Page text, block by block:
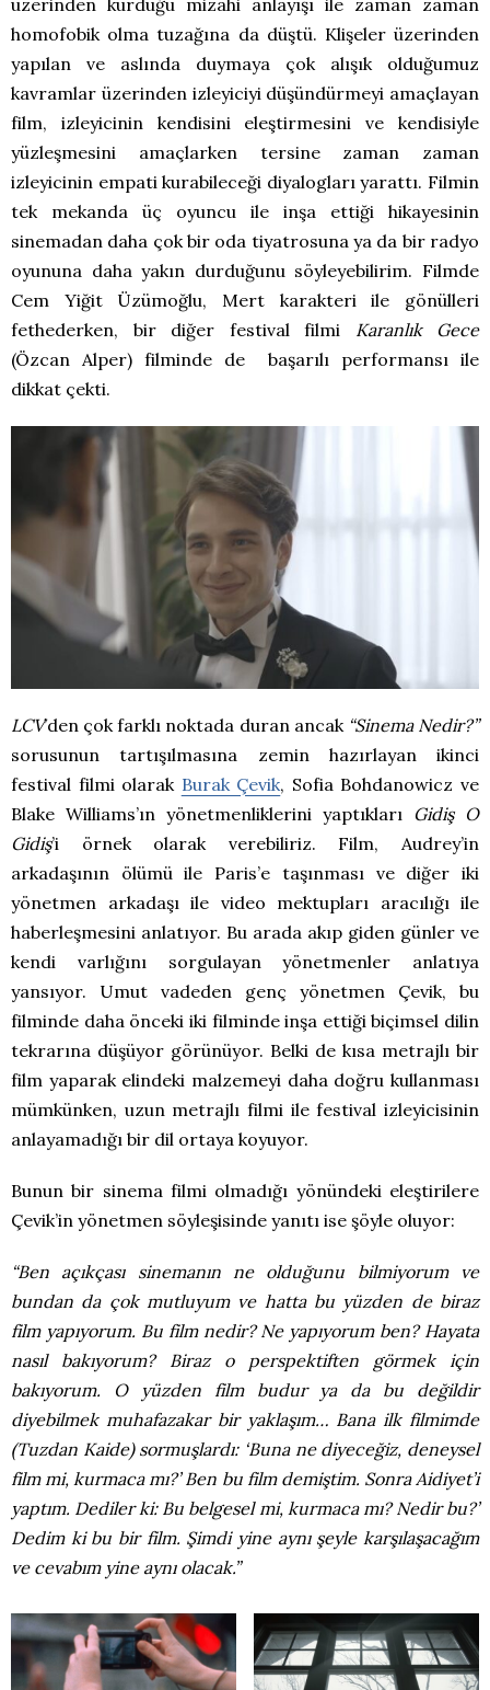
homofobik olma tuzağına da düştü. Klişeler üzerinden
yapılan ve aslında duymaya çok alışık olduğumuz
kavramlar üzerinden izleyiciyi düşündürmeyi amaçlayan
film, izleyicinin kendisini eleştirmesini ve kendisiyle
yüzleşmesini amaçlarken tersine zaman zaman
izleyicinin empati kurabileceği diyalogları yarattı. Filmin
tek mekanda üç oyuncu ile inşa ettiği hikayesinin
sinemadan daha çok bir oda tiyatrosuna ya da bir radyo
oyununa daha yakın durduğunu söyleyebilirim. Filmde
Cem Yiğit Üzümoğlu, Mert karakteri ile gönülleri
fethederken, bir diğer festival filmi
Karanlık Gece
(Özcan Alper) filminde de başarılı performansı ile
dikkat çekti.
LCV’den çok farklı noktada duran ancak “Sinema Nedir?”
sorusunun tartışılmasına zemin hazırlayan ikinci
festival filmi olarak Burak Çevik, Sofia Bohdanowicz ve
Blake Williams’ın yönetmenliklerini yaptıkları Gidiş O
Gidiş’i örnek olarak verebiliriz. Film, Audrey’in
arkadaşının ölümü ile Paris’e taşınması ve diğer iki
yönetmen arkadaşı ile video mektupları aracılığı ile
haberleşmesini anlatıyor. Bu arada akıp giden günler ve
kendi varlığını sorgulayan yönetmenler anlatıya
yansıyor. Umut vadeden genç yönetmen Çevik, bu
filminde daha önceki iki filminde inşa ettiği biçimsel dilin
tekrarına düşüyor görünüyor. Belki de kısa metrajlı bir
film yaparak elindeki malzemeyi daha doğru kullanması
mümkünken, uzun metrajlı filmi ile festival izleyicisinin
anlayamadığı bir dil ortaya koyuyor.
Bunun bir sinema filmi olmadığı yönündeki eleştirilere
Çevik’in yönetmen söyleşisinde yanıtı ise şöyle oluyor:
“Ben açıkçası sinemanın ne olduğunu bilmiyorum ve
bundan da çok mutluyum ve hatta bu yüzden de biraz
film yapıyorum. Bu film nedir? Ne yapıyorum ben? Hayata
nasıl bakıyorum? Biraz o perspektiften görmek için
bakıyorum. O yüzden film budur ya da bu değildir
diyebilmek muhafazakar bir yaklaşım… Bana ilk filmimde
(Tuzdan Kaide) sormuşlardı: ‘Buna ne diyeceğiz, deneysel
film mi, kurmaca mı?’ Ben bu film demiştim. Sonra Aidiyet’i
yaptım. Dediler ki: Bu belgesel mi, kurmaca mı? Nedir bu?’
Dedim ki bu bir film. Şimdi yine aynı şeyle karşılaşacağım
ve cevabım yine aynı olacak.”